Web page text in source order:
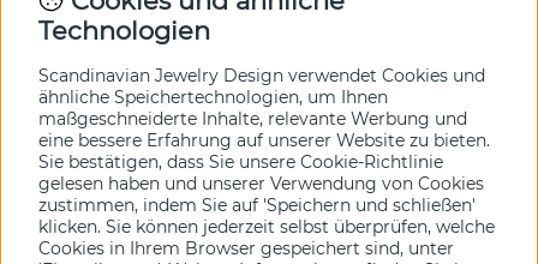
In unserem Newsletter erfahren Sie vor allen anderen
hier an.
Ja bitte!
Technologien
Scandinavian Jewelry Design verwendet Cookies und
ähnliche Speichertechnologien, um Ihnen
maßgeschneiderte Inhalte, relevante Werbung und
eine bessere Erfahrung auf unserer Website zu bieten.
Sie bestätigen, dass Sie unsere Cookie-Richtlinie
gelesen haben und unserer Verwendung von Cookies
zustimmen, indem Sie auf 'Speichern und schließen'
klicken. Sie können jederzeit selbst überprüfen, welche
Cookies in Ihrem Browser gespeichert sind, unter